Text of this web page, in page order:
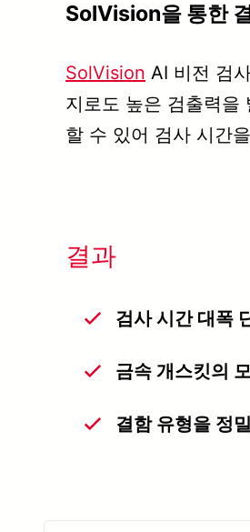
SolVision을 통한
SolVision AI 비전 검
지로도 높은 검출력을
할 수 있어 검사 시간
결과
검사 시간 대폭
금속 개스킷의
결함 유형을 정